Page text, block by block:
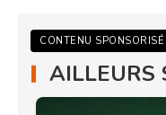
CONTENU SPONSORISÉ
AILLEURS